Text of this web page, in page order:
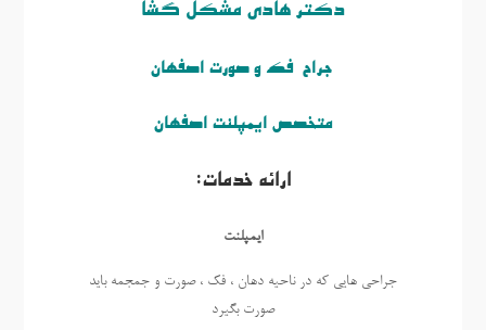
دکتر هادی مشکل گشا
جراح فک و صورت اصفهان
متخصص ایمپلنت اصفهان
ارائه خدمات:
ايمپلنت
جراحی هایی که در ناحیه دهان ، فک ، صورت و جمجمه باید
صورت بگیرد